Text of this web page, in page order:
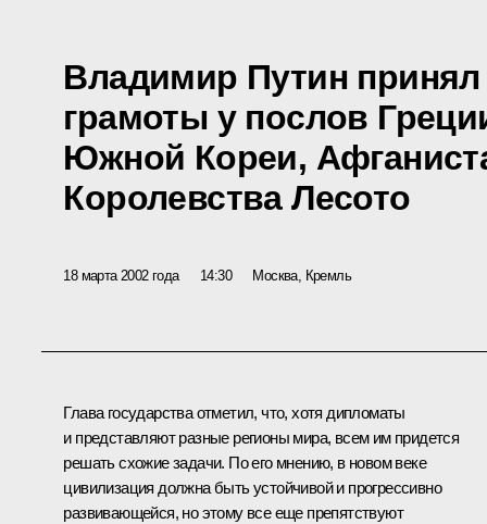
Владимир Путин
грамоты у послов
Южной Кореи,
Королевства Лесото
18 марта 2002 года 14:30 Москва, Кремль
Глава государства отметил, что, хотя дипломаты
и представляют разные регионы мира, всем им придется
решать схожие задачи. По его мнению, в новом веке
цивилизация должна быть устойчивой и прогрессивно
развивающейся, но этому все еще препятствуют